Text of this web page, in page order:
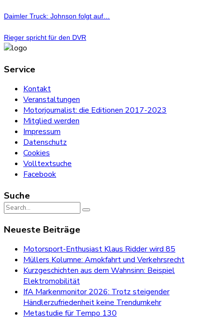
Daimler Truck: Johnson folgt auf…
Rieger spricht für den DVR
Service
Kontakt
Veranstaltungen
Motorjournalist: die Editionen 2017-2023
Mitglied werden
Impressum
Datenschutz
Cookies
Volltextsuche
Facebook
Suche
Search
for:
Neueste Beiträge
Motorsport-Enthusiast Klaus Ridder wird 85
Müllers Kolumne: Amokfahrt und Verkehrsrecht
Kurzgeschichten aus dem Wahnsinn: Beispiel
Elektromobilität
IfA Markenmonitor 2026: Trotz steigender
Händlerzufriedenheit keine Trendumkehr
Metastudie für Tempo 130